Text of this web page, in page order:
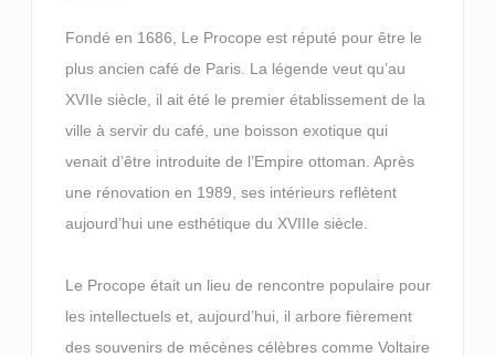
Fondé en 1686, Le Procope est réputé pour être le
plus ancien café de Paris. La légende veut qu’au
XVIIe siècle, il ait été le premier établissement de la
ville à servir du café, une boisson exotique qui
venait d’être introduite de l’Empire ottoman. Après
une rénovation en 1989, ses intérieurs reflètent
aujourd’hui une esthétique du XVIIIe siècle.
Le Procope était un lieu de rencontre populaire pour
les intellectuels et, aujourd’hui, il arbore fièrement
des souvenirs de mécènes célèbres comme Voltaire